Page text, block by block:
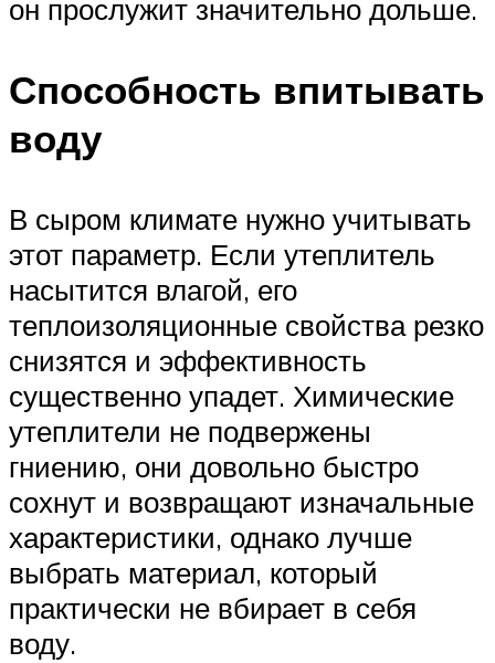
он прослужит значительно дольше.
Способность впитывать
воду
В сыром климате нужно учитывать
этот параметр. Если утеплитель
насытится влагой, его
теплоизоляционные свойства резко
снизятся и эффективность
существенно упадет. Химические
утеплители не подвержены
гниению, они довольно быстро
сохнут и возвращают изначальные
характеристики, однако лучше
выбрать материал, который
практически не вбирает в себя
воду.